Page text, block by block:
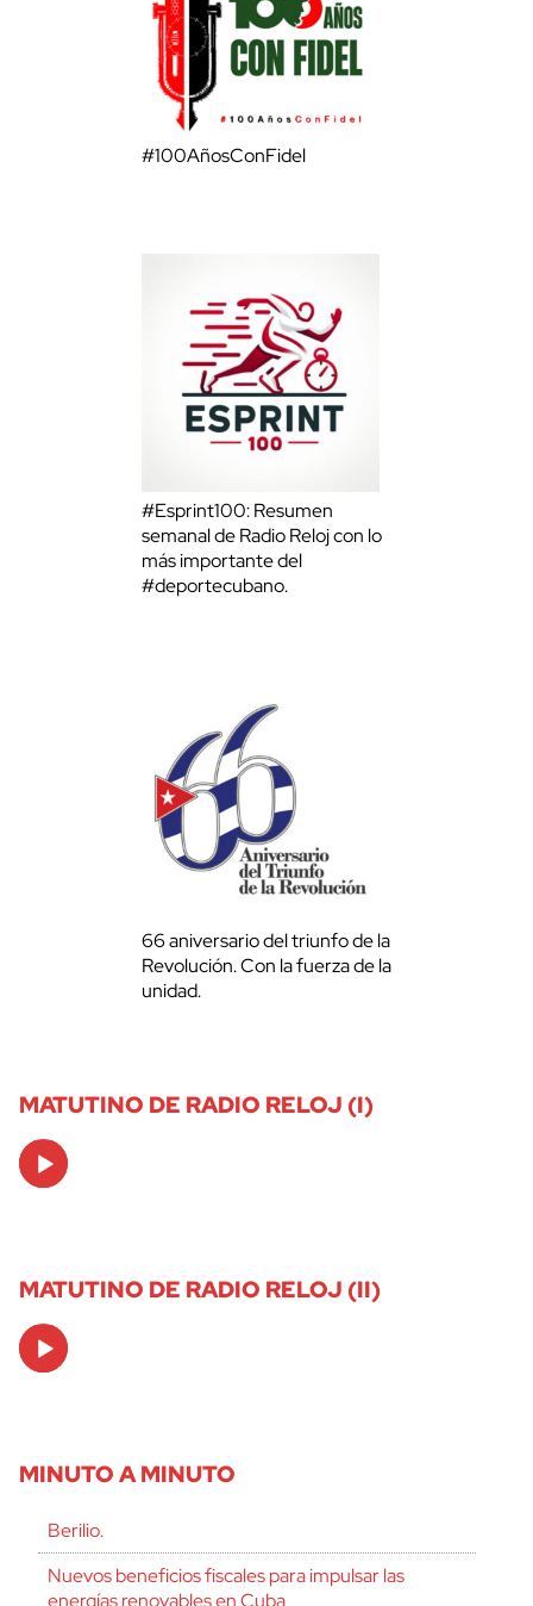
#100AñosConFidel
#Esprint100: Resumen
semanal de Radio Reloj con lo
más importante del
#deportecubano.
66 aniversario del triunfo de la
Revolución. Con la fuerza de la
unidad.
MATUTINO DE RADIO RELOJ (I)
Audio
Player
MATUTINO DE RADIO RELOJ (II)
Audio
Player
MINUTO A MINUTO
Berilio.
Nuevos beneficios fiscales para impulsar las
energías renovables en Cuba